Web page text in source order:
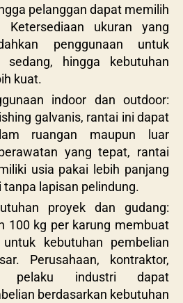
pelanggan dapat memilih
Ketersediaan ukuran yang
penggunaan untuk
sedang, hingga kebutuhan
kuat.
indoor dan outdoor:
galvanis, rantai ini dapat
ruangan maupun luar
yang tepat, rantai
usia pakai lebih panjang
lapisan pelindung.
proyek dan gudang:
100 kg per karung membuat
kebutuhan pembelian
Perusahaan, kontraktor,
pelaku industri dapat
berdasarkan kebutuhan